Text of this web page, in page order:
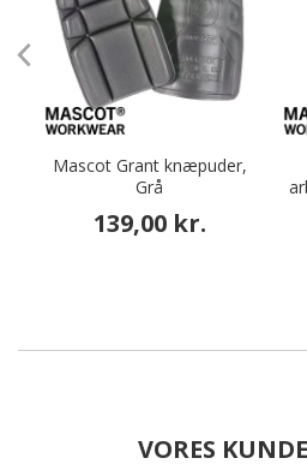
Mascot Grant knæpuder,
Grå
139,00 kr.
VORES